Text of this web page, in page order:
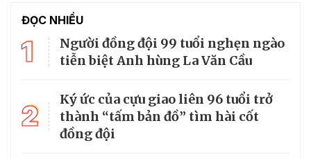
ĐỌC NHIỀU
1
Người đồng đội 99 tuổi nghẹn ngào
tiễn biệt Anh hùng La Văn Cầu
2
Ký ức của cựu giao liên 96 tuổi trở
thành “tấm bản đồ” tìm hài cốt
đồng đội